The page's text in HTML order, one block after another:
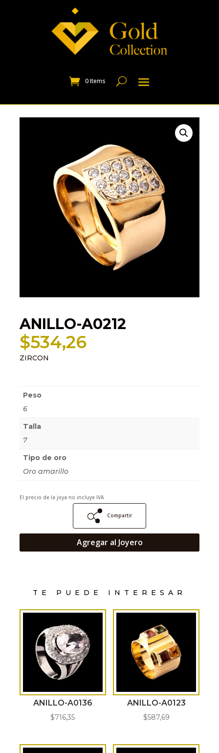
0 Items
ANILLO-A0212
$534,26
ZIRCON
Peso
6
Talla
7
Tipo de oro
Oro amarillo
El precio de la joya no incluye IVA
Compartir
Agregar al Joyero
TE PUEDE INTERESAR
ANILLO-A0136
$716,35
ANILLO-A0123
$587,69